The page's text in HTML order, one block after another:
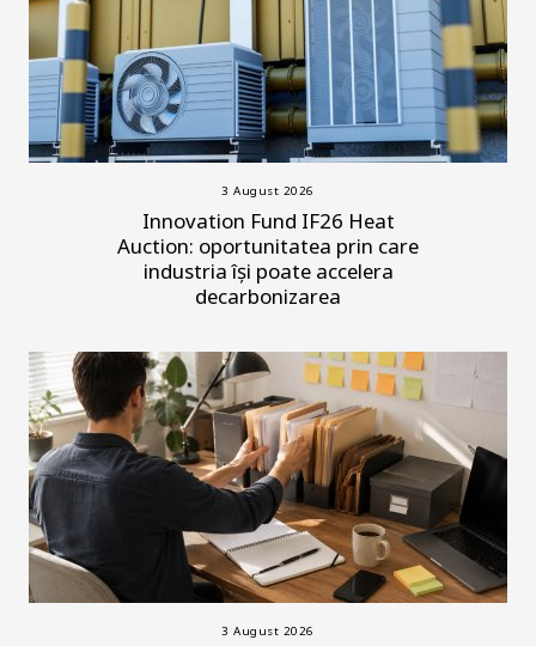
3 August 2026
Innovation Fund IF26 Heat
Auction: oportunitatea prin care
industria își poate accelera
decarbonizarea
3 August 2026